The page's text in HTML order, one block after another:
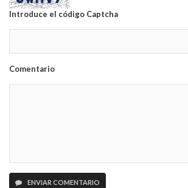
Introduce el código Captcha
Comentario
ENVIAR COMENTARIO